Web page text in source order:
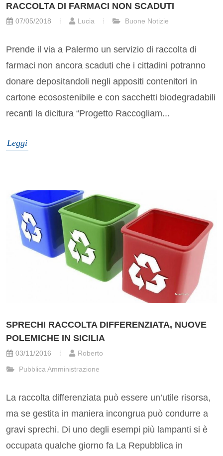
RACCOLTA DI FARMACI NON SCADUTI
07/05/2018 Lucia Buone Notizie
Prende il via a Palermo un servizio di raccolta di
farmaci non ancora scaduti che i cittadini potranno
donare depositandoli negli appositi contenitori in
cartone ecosostenibile e con sacchetti biodegradabili
recanti la dicitura “Progetto Raccogliam...
Leggi
SPRECHI RACCOLTA DIFFERENZIATA, NUOVE
POLEMICHE IN SICILIA
03/11/2016
Roberto
Pubblica Amministrazione
La raccolta differenziata può essere un’utile risorsa,
ma se gestita in maniera incongrua può condurre a
gravi sprechi. Di uno degli esempi più lampanti si è
occupata qualche giorno fa La Repubblica in